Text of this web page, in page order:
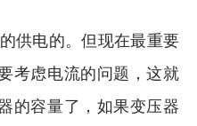
供电的。但现在最重要
考虑电流的问题，这就
的容量了，如果变压器